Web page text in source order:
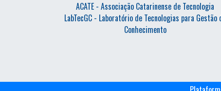
ACATE - Associação Catarinense de Tecnologia
LabTecGC - Laboratório de Tecnologias para Gestão
Conhecimento